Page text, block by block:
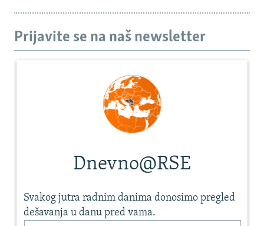
Prijavite se na naš newsletter